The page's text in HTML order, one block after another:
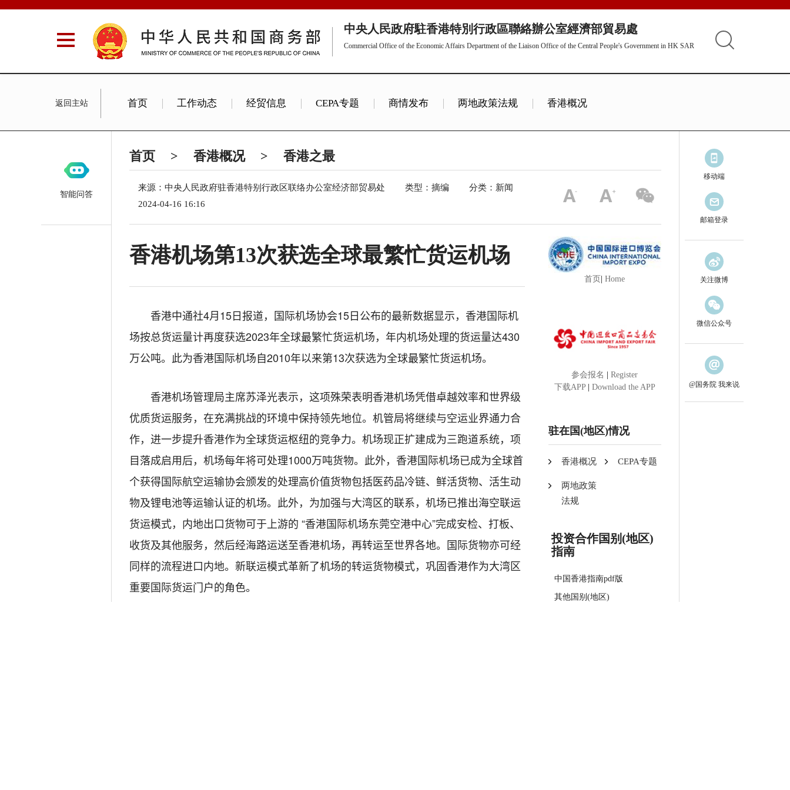
中央人民政府駐香港特別行政區聯絡辦公室經濟部貿易處
Commercial Office of the Economic Affairs Department of the Liaison Office of the Central People's Government in HK SAR
返回主站 首页 工作动态 经贸信息 CEPA专题 商情发布 两地政策法规 香港概况
首页 > 香港概况 > 香港之最
来源：中央人民政府驻香港特别行政区联络办公室经济部贸易处 类型：摘编
分类：新闻
2024-04-16 16:16
香港机场第13次获选全球最繁忙货运机场
香港中通社4月15日报道，国际机场协会15日公布的最新数据显示，香港国际机
场按总货运量计再度获选2023年全球最繁忙货运机场，年内机场处理的货运量达430
万公吨。此为香港国际机场自2010年以来第13次获选为全球最繁忙货运机场。
香港机场管理局主席苏泽光表示，这项殊荣表明香港机场凭借卓越效率和世界级
优质货运服务，在充满挑战的环境中保持领先地位。机管局将继续与空运业界通力合
作，进一步提升香港作为全球货运枢纽的竞争力。机场现正扩建成为三跑道系统，项
目落成启用后，机场每年将可处理1000万吨货物。此外，香港国际机场已成为全球首
个获得国际航空运输协会颁发的处理高价值货物包括医药品冷链、鲜活货物、活生动
物及锂电池等运输认证的机场。此外，为加强与大湾区的联系，机场已推出海空联运
货运模式，内地出口货物可于上游的 “香港国际机场东莞空港中心”完成安检、打板、
收货及其他服务，然后经海路运送至香港机场，再转运至世界各地。国际货物亦可经
同样的流程进口内地。新联运模式革新了机场的转运货物模式，巩固香港作为大湾区
重要国际货运门户的角色。
首页 |Home
参会报名 |Register
下载APP| Download the APP
驻在国(地区)情况
香港概况 CEPA专题
两地政策
法规
投资合作国别(地区)
指南
中国香港指南pdf版
其他国别(地区)
智能问答
移动端
邮箱登录
关注微博
微信公众号
@国务院 我来说